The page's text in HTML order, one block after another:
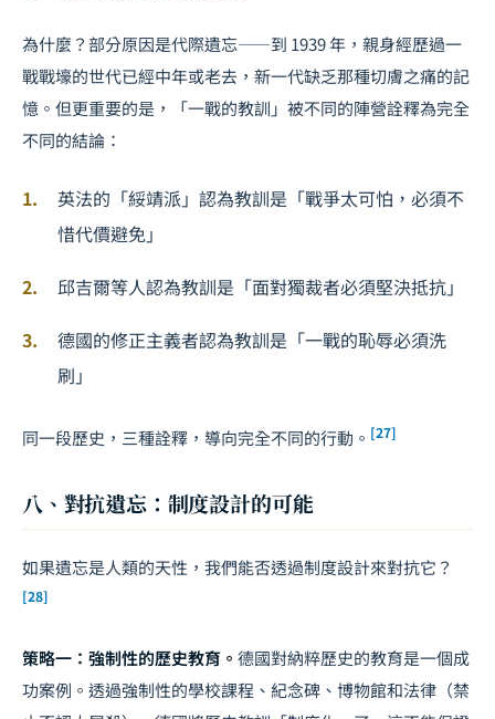
為什麼？部分原因是代際遺忘——到 1939 年，親身經歷過一
戰戰壕的世代已經中年或老去，新一代缺乏那種切膚之痛的記
憶。但更重要的是，「一戰的教訓」被不同的陣營詮釋為完全
不同的結論：
英法的「綏靖派」認為教訓是「戰爭太可怕，必須不
惜代價避免」
邱吉爾等人認為教訓是「面對獨裁者必須堅決抵抗」
德國的修正主義者認為教訓是「一戰的恥辱必須洗
刷」
同一段歷史，三種詮釋，導向完全不同的行動。 [27]
八、對抗遺忘：制度設計的可能
如果遺忘是人類的天性，我們能否透過制度設計來對抗它？
[28]
策略一：強制性的歷史教育。 德國對納粹歷史的教育是一個成
功案例。透過強制性的學校課程、紀念碑、博物館和法律（禁